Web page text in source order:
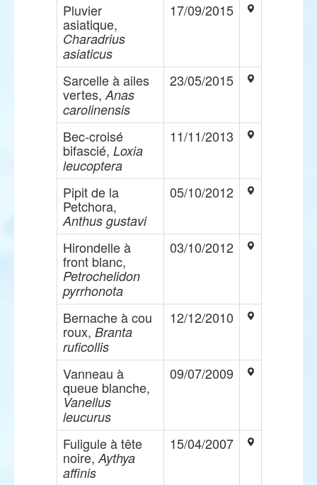
Pluvier
asiatique,
Charadrius
asiaticus
17/09/2015
Sarcelle à ailes
vertes, Anas
carolinensis
23/05/2015
Bec-croisé
bifascié, Loxia
leucoptera
11/11/2013
Pipit de la
Petchora,
Anthus gustavi
05/10/2012
Hirondelle à
front blanc,
Petrochelidon
pyrrhonota
03/10/2012
Bernache à cou
roux, Branta
ruficollis
12/12/2010
Vanneau à
queue blanche,
Vanellus
leucurus
09/07/2009
Fuligule à tête
noire, Aythya
affinis
15/04/2007